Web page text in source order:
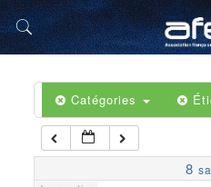
Catégories
8
5 h 00 min
6 h 00 min
7 h 00 min